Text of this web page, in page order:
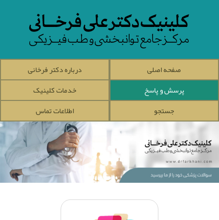
صفحه اصلی
درباره دکتر فرخانی
پرسش و پاسخ
خدمات کلینیک
جستجو
اطلاعات تماس